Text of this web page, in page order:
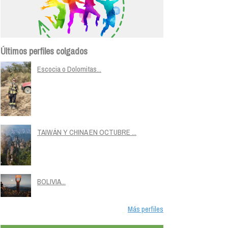
Últimos perfiles colgados
Escocia o Dolomitas...
TAIWÁN Y CHINA EN OCTUBRE ...
BOLIVIA...
Más perfiles